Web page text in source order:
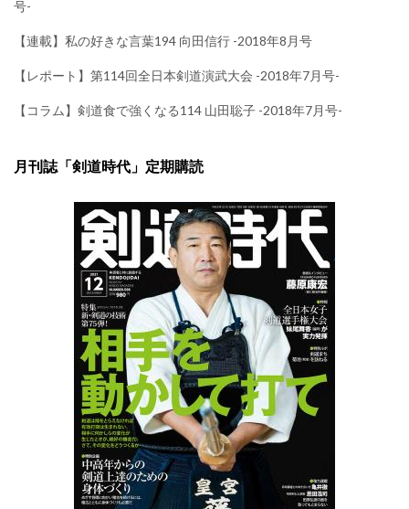
号-
【連載】私の好きな言葉194 向田信行 -2018年8月号
【レポート】第114回全日本剣道演武大会 -2018年7月号-
【コラム】剣道食で強くなる114 山田聡子 -2018年7月号-
月刊誌「剣道時代」定期購読